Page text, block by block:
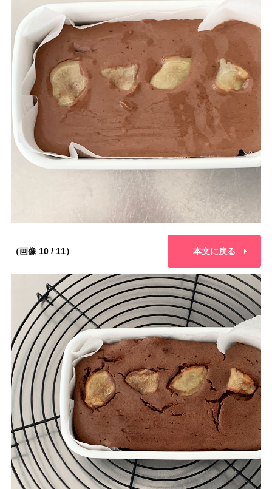
（画像 10 / 11） 本文に戻る